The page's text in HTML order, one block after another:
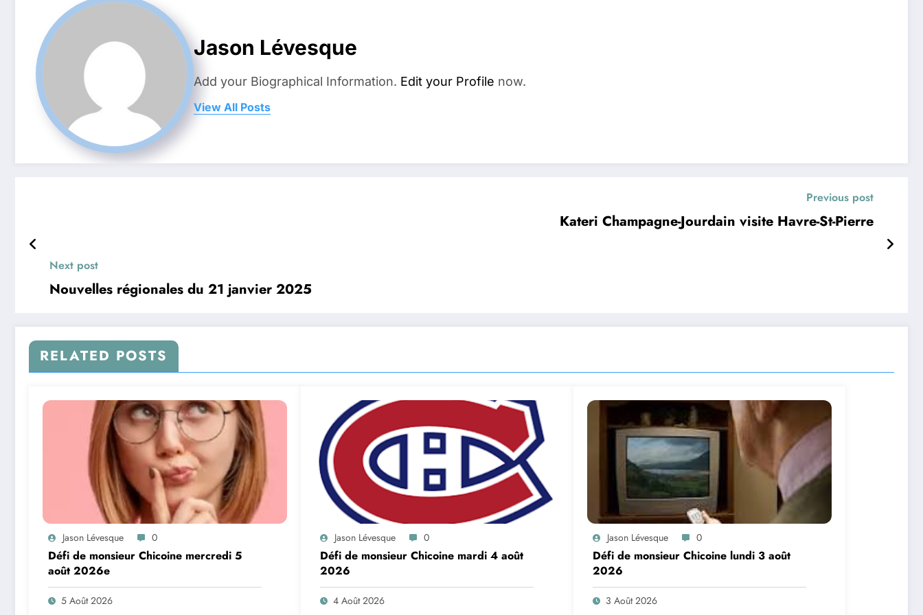
Jason Lévesque
Add your Biographical Information. Edit your Profile now.
View All Posts
Previous post
Kateri Champagne-Jourdain visite Havre-St-Pierre
Next post
Nouvelles régionales du 21 janvier 2025
RELATED POSTS
Jason Lévesque 0
Défi de monsieur Chicoine mercredi 5
août 2026e
5 Août 2026
Jason Lévesque 0
Défi de monsieur Chicoine mardi 4 août
2026
4 Août 2026
Jason Lévesque 0
Défi de monsieur Chicoine lundi 3 août
2026
3 Août 2026